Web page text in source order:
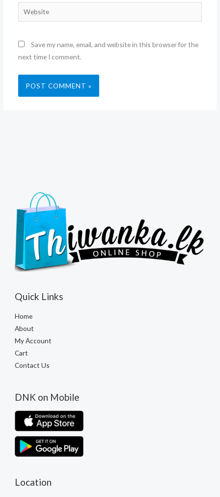
Website
Save my name, email, and website in this browser for the
next time I comment.
Quick Links
Home
About
My Account
Cart
Contact Us
DNK on Mobile
Location